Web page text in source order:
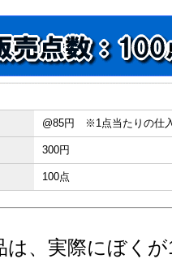
@85円 ※1点当たりの仕
300円
100点
は、実際にぼく